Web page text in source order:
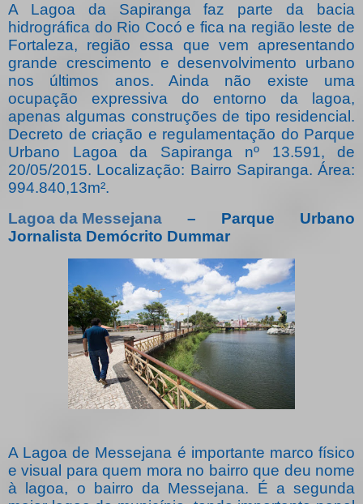
A Lagoa da Sapiranga faz parte da bacia
hidrográfica do Rio Cocó e fica na região leste de
Fortaleza, região essa que vem apresentando
grande crescimento e desenvolvimento urbano
nos últimos anos. Ainda não existe uma
ocupação expressiva do entorno da lagoa,
apenas algumas construções de tipo residencial.
Decreto de criação e regulamentação do Parque
Urbano Lagoa da Sapiranga nº 13.591, de
20/05/2015. Localização: Bairro Sapiranga. Área:
994.840,13m².
Lagoa da Messejana – Parque Urbano
Jornalista Demócrito Dummar
A Lagoa de Messejana é importante marco físico
e visual para quem mora no bairro que deu nome
à lagoa, o bairro da Messejana. É a segunda